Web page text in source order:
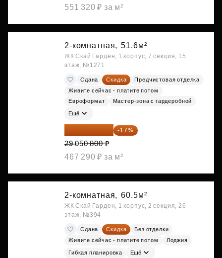
551 320 ₽ за м²
2-комнатная, 51.6м²
ЖК Скай Гарден, 1 корпус, 7 секция, 15
этаж, №1271
Сдана Скидка
Предчистовая отделка
Живите сейчас - платите потом
Евроформат
Мастер-зона с гардеробной
Ещё
24 112 164 ₽ -17%
29 050 800 ₽
467 290 ₽ за м²
2-комнатная, 60.5м²
ЖК Скай Гарден, 1 корпус, 2 секция, 26
этаж, №394
Сдана Скидка
Без отделки
Живите сейчас - платите потом
Лоджия
Гибкая планировка Ещё